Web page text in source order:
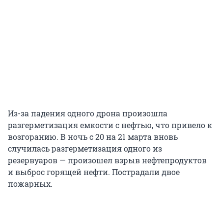
Из-за падения одного дрона произошла
разгерметизация емкости с нефтью, что привело к
возгоранию. В ночь с 20 на 21 марта вновь
случилась разгерметизация одного из
резервуаров — произошел взрыв нефтепродуктов
и выброс горящей нефти. Пострадали двое
пожарных.